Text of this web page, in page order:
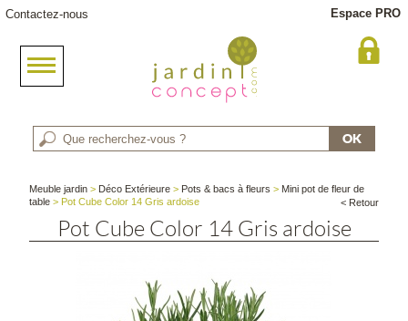
Contactez-nous Espace PRO
Meuble jardin > Déco Extérieure > Pots & bacs à fleurs > Mini pot de fleur de
table > Pot Cube Color 14 Gris ardoise < Retour
Pot Cube Color 14 Gris ardoise